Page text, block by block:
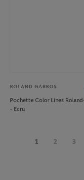
ROLAND GARROS
Pochette Color Lines
- Ecru
1 2 3